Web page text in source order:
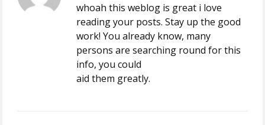
whoah this weblog is great i love
reading your posts. Stay up the good
work! You already know, many
persons are searching round for this
info, you could
aid them greatly.